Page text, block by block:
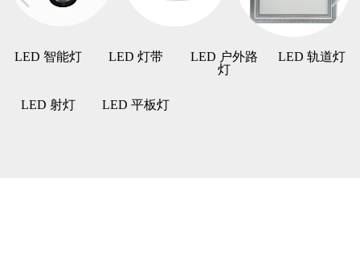
LED 智能灯 LED 灯带
LED 户外路
灯
LED 轨道灯
LED 射灯 LED 平板灯